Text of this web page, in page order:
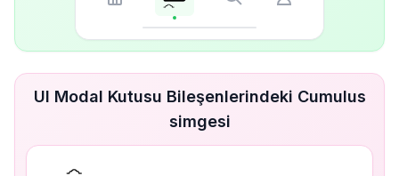
UI Modal Kutusu Bileşenlerindeki Cumulus
simgesi